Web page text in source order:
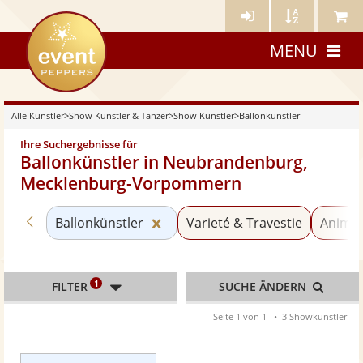
Künstler- Künstler Meine
eventpeppers
MENU
Alle Künstler>Show Künstler & Tänzer>Show Künstler>Ballonkünstler
Ihre Suchergebnisse für
Ballonkünstler in Neubrandenburg,
Mecklenburg-Vorpommern
Zurück zu «Show Künstler»
Ballonkünstler Kategorie «Ballonkünstler»
Varieté & Travestie
FILTER 1 SUCHE ÄNDERN
Seite 1 von 1 3 Showkünstler